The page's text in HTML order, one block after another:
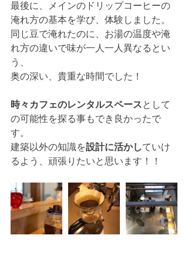
最後に、メインのドリップコーヒーの
淹れ方の基本を学び、体験しました。
同じ豆で淹れたのに、お湯の温度や淹
れ方の違いで味が一人一人異なるとい
う、
奥の深い、貴重な時間でした！
時々カフェのレンタルスペースとして
の可能性を探る事もでき良かったで
す。
建築以外の知識を設計に活かしていけ
るよう、頑張りたいと思います！！